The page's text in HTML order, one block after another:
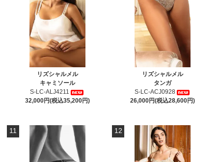
リズシャルメル
キャミソール
S-LC-ALJ4211
32,000円(税込35,200円)
リズシャルメル
タンガ
S-LC-ACJ0928
26,000円(税込28,600円)
11 12